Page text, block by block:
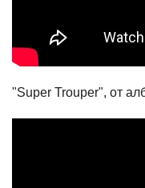
"Super Trouper", от